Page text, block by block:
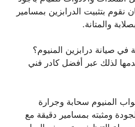
نقوم بتثبيت الدرابزين بمسامير
والمتانة.
في صيانة درابزين المنيوم؟
لذلك عبر أفضل كادر فني
المنيوم سحابة وجرارة
ومثبته بمسامير دقيقة مع